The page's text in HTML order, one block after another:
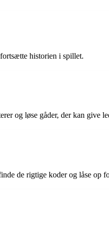
historien i spillet.
og løse gåder, der kan give
de rigtige koder og låse op